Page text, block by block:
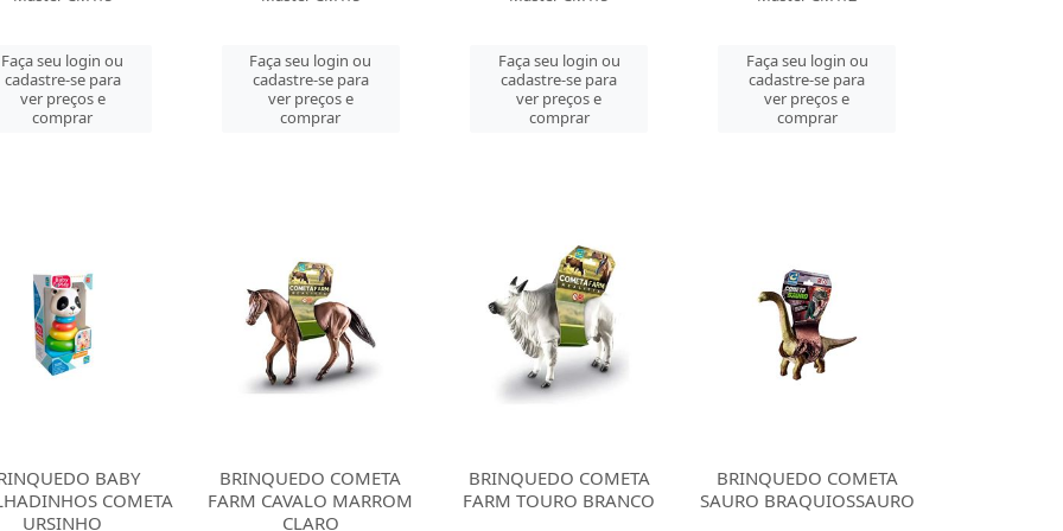
Faça seu login ou
cadastre-se para
ver preços e
comprar
Faça seu login ou
cadastre-se para
ver preços e
comprar
Faça seu login ou
cadastre-se para
ver preços e
comprar
Faça seu login ou
cadastre-se para
ver preços e
comprar
BABY
COMETA
URSINHO
BRINQUEDO COMETA
FARM CAVALO MARROM
CLARO
BRINQUEDO COMETA
FARM TOURO BRANCO
BRINQUEDO COMETA
SAURO BRAQUIOSSAURO